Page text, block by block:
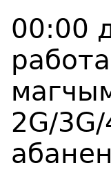
00:00
2G/